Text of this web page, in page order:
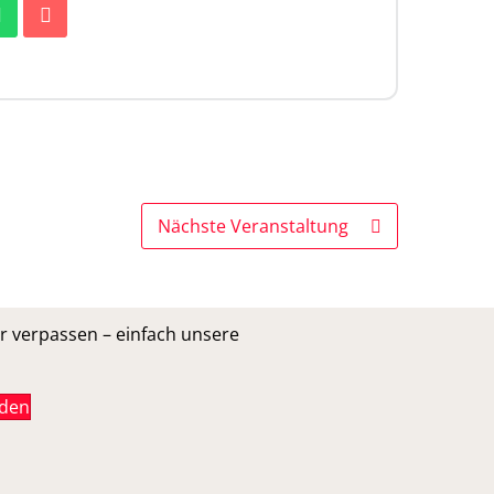
Nächste Veranstaltung
verpassen – einfach unsere